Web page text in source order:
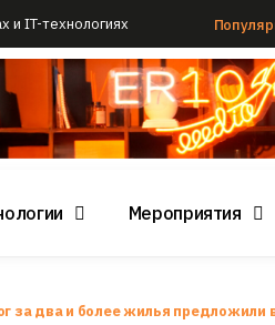
и IT-технологиях
Мероприятия
за два и более жилья предложили